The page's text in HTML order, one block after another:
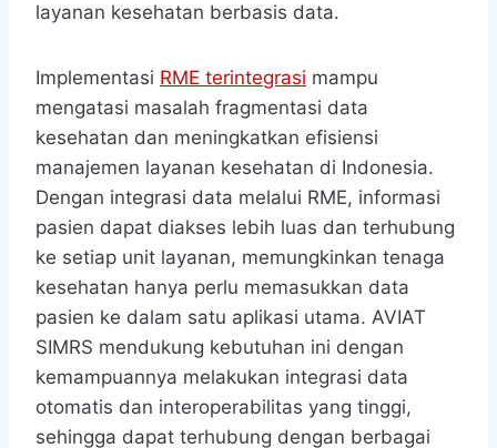
layanan kesehatan berbasis data.
Implementasi RME terintegrasi mampu
mengatasi masalah fragmentasi data
kesehatan dan meningkatkan efisiensi
manajemen layanan kesehatan di Indonesia.
Dengan integrasi data melalui RME, informasi
pasien dapat diakses lebih luas dan terhubung
ke setiap unit layanan, memungkinkan tenaga
kesehatan hanya perlu memasukkan data
pasien ke dalam satu aplikasi utama. AVIAT
SIMRS mendukung kebutuhan ini dengan
kemampuannya melakukan integrasi data
otomatis dan interoperabilitas yang tinggi,
sehingga dapat terhubung dengan berbagai